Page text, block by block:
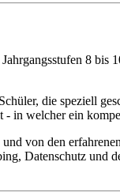
8
die speziell
in welcher ein
von den
Datenschutz und